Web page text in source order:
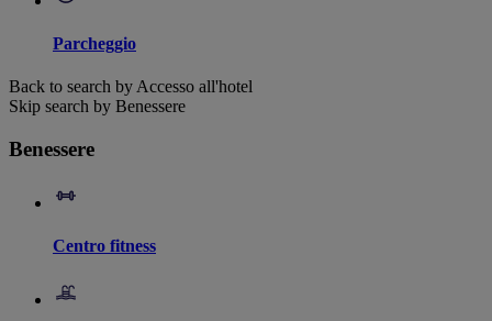
Parcheggio
Back to search by Accesso all'hotel
Skip search by Benessere
Benessere
Centro fitness